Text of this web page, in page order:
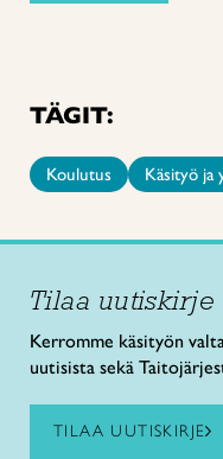
TÄGIT:
Koulutus Käsityö ja
Tilaa uutiskirje
Kerromme käsityön
uutisista sekä
TILAA UUTISKIRJE